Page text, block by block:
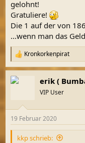
gelohnt!
Gratuliere!
Die 1 auf der von
...wenn man das
R
e
a
k
e
n
Kronkorkenpirat
erik (
VIP User
19 Februar 2020
kkp schrieb: